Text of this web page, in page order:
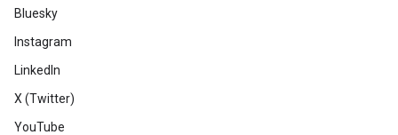
Bluesky
Instagram
LinkedIn
X (Twitter)
YouTube